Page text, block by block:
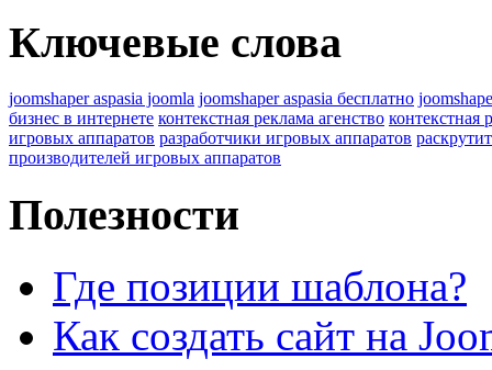
Ключевые слова
joomshaper aspasia joomla joomshaper aspasia бесплатно
бизнес в интернете контекстная реклама агенство контекстная
игровых аппаратов разработчики игровых аппаратов
производителей игровых аппаратов
Полезности
Где позиции шаблона?
Как создать сайт на